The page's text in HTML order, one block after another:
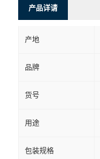
产品详请
产地
品牌
货号
用途
包装规格